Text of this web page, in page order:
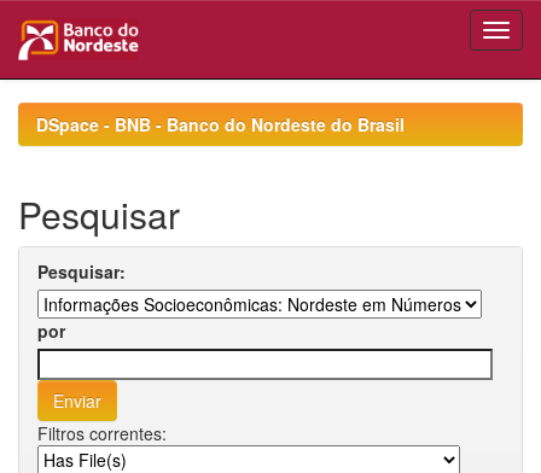
navigationDSpace - BNB - Banco do Nordeste do Brasil
Pesquisar
Pesquisar:
por
Filtros correntes: